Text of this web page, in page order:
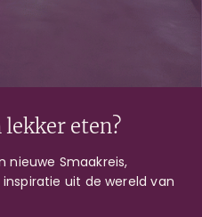
eten?
nieuwe Smaakreis,
uit de wereld van